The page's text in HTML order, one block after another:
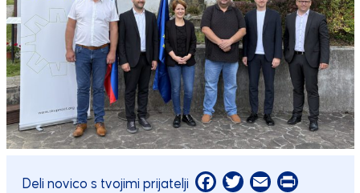
Deli novico s tvojimi prijatelji Facebook
Twitter
EmailPrint